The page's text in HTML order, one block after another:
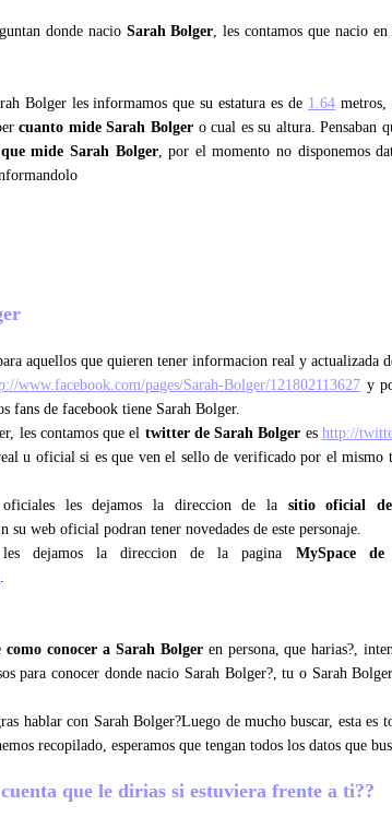
donde nacio Sarah Bolger, les contamos que nacio
Bolger les informamos que su estatura es de 1.64 metros,
cuanto mide Sarah Bolger o cual es su altura. Pensaban
que mide Sarah Bolger, por el momento no disponemos
aquellos que quieren tener informacion real y actualizada
www.facebook.com/pages/Sarah-Bolger/121802113627 y
fans de facebook tiene Sarah Bolger.
les contamos que el twitter de Sarah Bolger eshttp://
u oficial si es que ven el sello de verificado por el mismo
les dejamos la direccion de la sitio oficial
su web oficial podran tener novedades de este personaje.
dejamos la direccion de la pagina MySpace
.
como conocer a Sarah Bolgeren persona, que harias?,
para conocer donde nacio Sarah Bolger?, tu o Sarah
hablar con Sarah Bolger?Luego de mucho buscar, esta es
recopilado, esperamos que tengan todos los datos que
que le dirias si estuviera frente a ti??